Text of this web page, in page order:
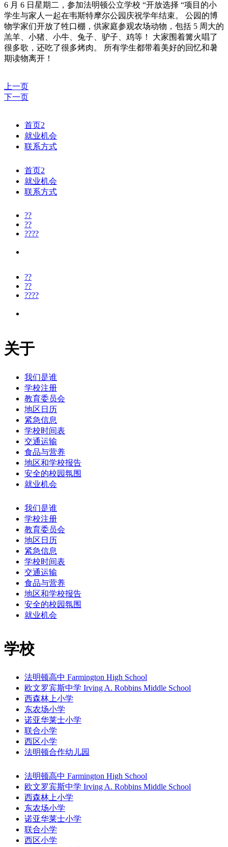
6 月 6 日星期二，参加法明顿公立学校 “开放选择 “项目的小
学生与家人一起在韦斯特摩尔公园庆祝学年结束。 公园的博
物学家们开放了牲口棚，供家庭参观农场动物，包括 5 周大的
羔羊、小猪、小牛、兔子、驴子、鸡等！ 大家围着篝火唱了
很多歌，还吃了很多烤肉。 所有学生都带着美好的回忆和暑
期读物离开！
上一页
下一页
首页2
就业机会
联系方式
首页2
就业机会
联系方式
??
??
????
??
??
????
关于
我们是谁
学校注册
教育委员会
地区日历
紧急信息
学校时间表
交通运输
食品与营养
地区和学校报告
安全的校园氛围
就业机会
我们是谁
学校注册
教育委员会
地区日历
紧急信息
学校时间表
交通运输
食品与营养
地区和学校报告
安全的校园氛围
就业机会
学校
法明顿高中 Farmington High School
欧文罗宾斯中学 Irving A. Robbins Middle School
西森林上小学
东农场小学
诺亚华莱士小学
联合小学
西区小学
法明顿合作幼儿园
法明顿高中 Farmington High School
欧文罗宾斯中学 Irving A. Robbins Middle School
西森林上小学
东农场小学
诺亚华莱士小学
联合小学
西区小学